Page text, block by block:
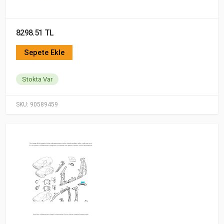
SKU: 90589459
8298.51 TL
Sepete Ekle
Stokta Var